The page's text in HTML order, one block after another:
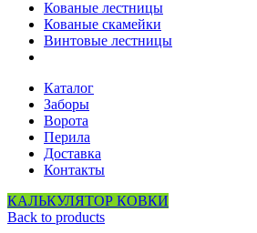
Кованые лестницы
Кованые скамейки
Винтовые лестницы
Каталог
Заборы
Ворота
Перила
Доставка
Контакты
КАЛЬКУЛЯТОР КОВКИ
Back to products